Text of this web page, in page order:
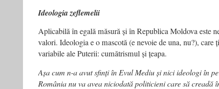
Ideologia zeflemelii
Aplicabilă în egală măsură și în Republica Moldova este
valori. Ideologia e o mascotă (e nevoie de una, nu?), care
variabile ale Puterii: cumătrismul și țeapa.
Așa cum n-a avut sfinți în Evul Mediu și nici ideologi în
România nu va avea niciodată politicieni care să creadă